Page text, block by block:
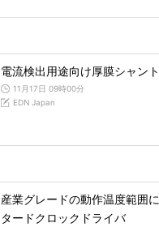
電流検出用途向け厚膜シャン
11月17日 09時00分
EDN Japan
産業グレードの動作温度範囲
タードクロックドライバ